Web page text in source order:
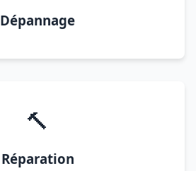
Dépannage
🔨
Réparation